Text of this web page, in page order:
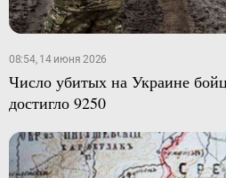
08:54, 14 июня 2026
Число убитых на Украине
достигло 9250